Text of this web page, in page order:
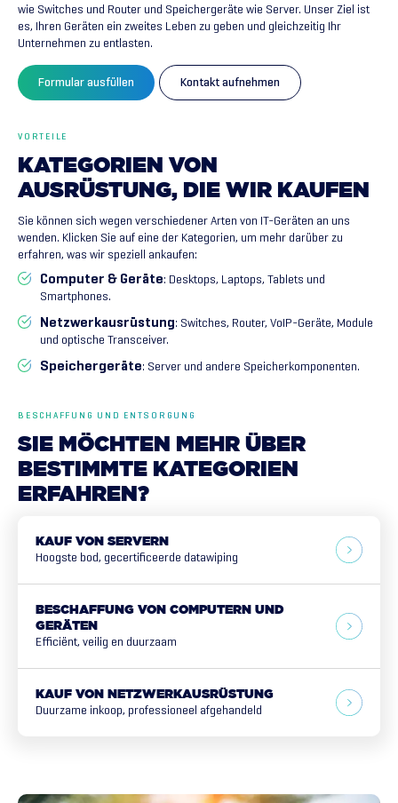
wie Switches und Router und Speichergeräte wie Server. Unser Ziel ist
es, Ihren Geräten ein zweites Leben zu geben und gleichzeitig Ihr
Unternehmen zu entlasten.
Formular ausfüllen Kontakt aufnehmen
VORTEILE
KATEGORIEN VON
AUSRÜSTUNG, DIE WIR KAUFEN
Sie können sich wegen verschiedener Arten von IT-Geräten an uns
wenden. Klicken Sie auf eine der Kategorien, um mehr darüber zu
erfahren, was wir speziell ankaufen:
Computer & Geräte: Desktops, Laptops, Tablets und
Smartphones.
Netzwerkausrüstung: Switches, Router, VoIP-Geräte, Module
und optische Transceiver.
Speichergeräte: Server und andere Speicherkomponenten.
BESCHAFFUNG UND ENTSORGUNG
SIE MÖCHTEN MEHR ÜBER
BESTIMMTE KATEGORIEN
ERFAHREN?
KAUF VON SERVERN
Hoogste bod, gecertificeerde datawiping
BESCHAFFUNG VON COMPUTERN UND
GERÄTEN
Efficiënt, veilig en duurzaam
KAUF VON NETZWERKAUSRÜSTUNG
Duurzame inkoop, professioneel afgehandeld